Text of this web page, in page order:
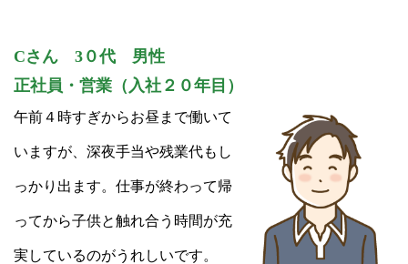
Cさん 3０代 男性
正社員・営業（入社２０年目）
午前４時すぎからお昼まで働いて
いますが、深夜手当や残業代もし
っかり出ます。仕事が終わって帰
ってから子供と触れ合う時間が充
実しているのがうれしいです。